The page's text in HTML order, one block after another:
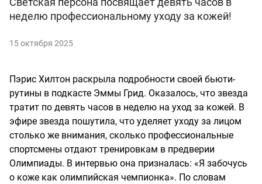
неделю профессиональному уходу за кожей!
15 октября 2025
Пэрис Хилтон раскрыла подробности своей бьюти-
рутины в подкасте Эммы Грид. Оказалось, что звезда
тратит по девять часов в неделю на уход за кожей. В
эфире звезда пошутила, что уделяет уходу за лицом
столько же внимания, сколько профессиональные
спортсмены отдают тренировкам в предверии
Олимпиады. В интервью она призналась: «Я забочусь
о коже как олимпийская чемпионка». По словам